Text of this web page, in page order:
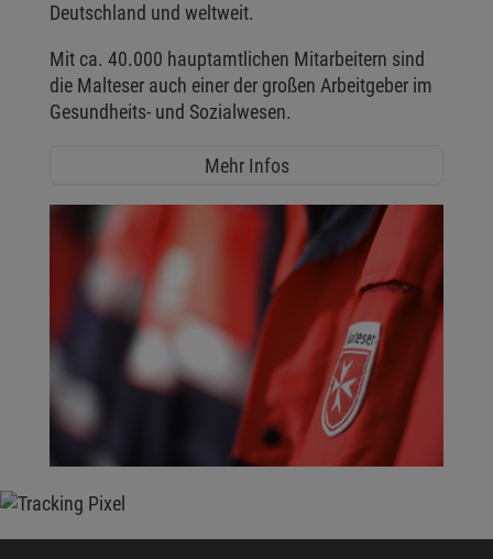
Deutschland und weltweit.
Mit ca. 40.000 hauptamtlichen Mitarbeitern sind
die Malteser auch einer der großen Arbeitgeber im
Gesundheits- und Sozialwesen.
Mehr Infos